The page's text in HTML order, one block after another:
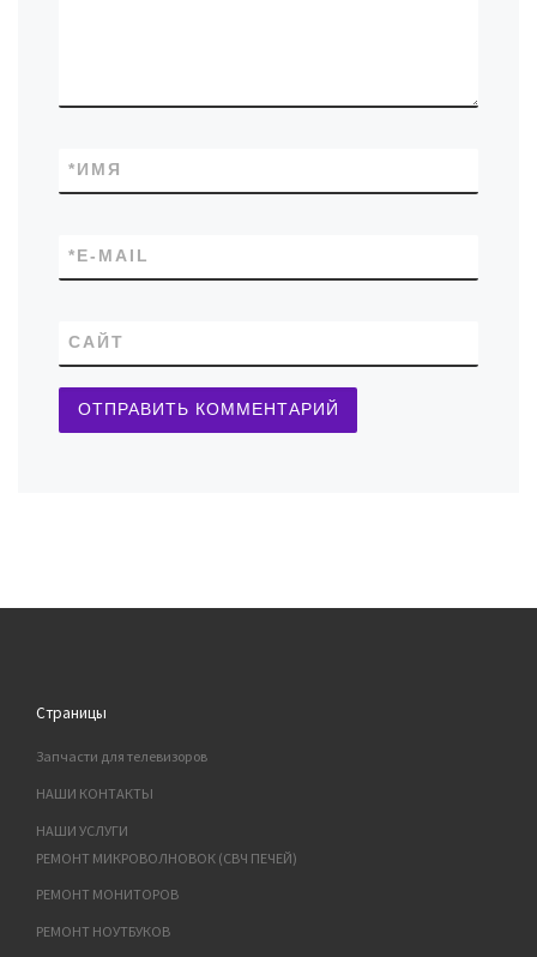
ИМЯ
*
E-MAIL
*
САЙТ
Страницы
Запчасти для телевизоров
НАШИ КОНТАКТЫ
НАШИ УСЛУГИ
РЕМОНТ МИКРОВОЛНОВОК (СВЧ ПЕЧЕЙ)
РЕМОНТ МОНИТОРОВ
РЕМОНТ НОУТБУКОВ